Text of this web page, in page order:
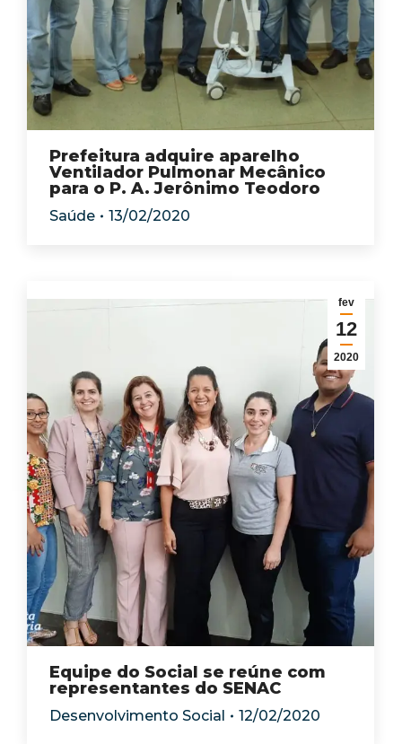
Prefeitura adquire aparelho
Ventilador Pulmonar Mecânico
para o P. A. Jerônimo Teodoro
Saúde 13/02/2020
fev
12
2020
Equipe do Social se reúne com
representantes do SENAC
Desenvolvimento Social 12/02/2020